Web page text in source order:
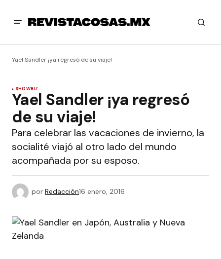
Yael Sandler ¡ya regresó de su viaje!
SHOWBIZ
Yael Sandler ¡ya regresó
de su viaje!
Para celebrar las vacaciones de invierno, la
socialité viajó al otro lado del mundo
acompañada por su esposo.
por Redacción16 enero, 2016